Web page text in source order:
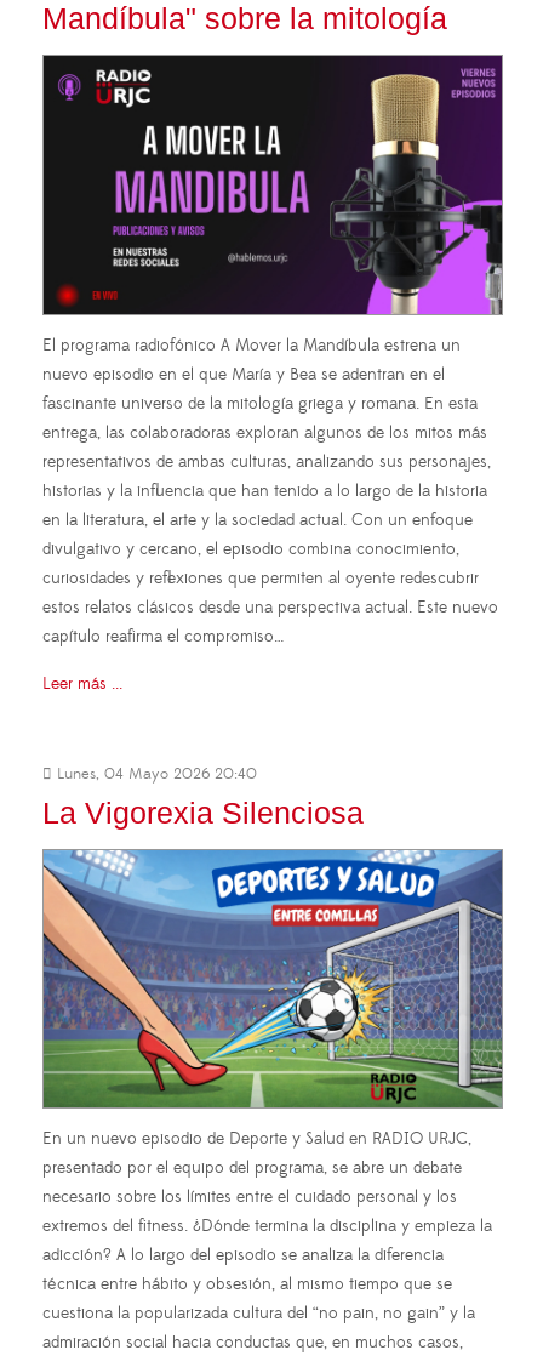
Mandíbula" sobre la mitología
El programa radiofónico A Mover la Mandíbula estrena un
nuevo episodio en el que María y Bea se adentran en el
fascinante universo de la mitología griega y romana. En esta
entrega, las colaboradoras exploran algunos de los mitos más
representativos de ambas culturas, analizando sus personajes,
historias y la influencia que han tenido a lo largo de la historia
en la literatura, el arte y la sociedad actual. Con un enfoque
divulgativo y cercano, el episodio combina conocimiento,
curiosidades y reflexiones que permiten al oyente redescubrir
estos relatos clásicos desde una perspectiva actual. Este nuevo
capítulo reafirma el compromiso…
Leer más ...
Lunes, 04 Mayo 2026 20:40
La Vigorexia Silenciosa
En un nuevo episodio de Deporte y Salud en RADIO URJC,
presentado por el equipo del programa, se abre un debate
necesario sobre los límites entre el cuidado personal y los
extremos del fitness. ¿Dónde termina la disciplina y empieza la
adicción? A lo largo del episodio se analiza la diferencia
técnica entre hábito y obsesión, al mismo tiempo que se
cuestiona la popularizada cultura del “no pain, no gain” y la
admiración social hacia conductas que, en muchos casos,